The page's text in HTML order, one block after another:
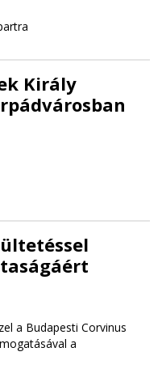
Király
a Budapesti Corvinus
a